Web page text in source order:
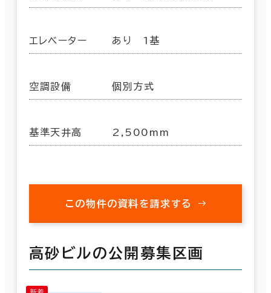
エレベーター あり 1基
空調設備 個別方式
基準天井高 2,500mm
この物件の資料を請求する
高砂ビルの公開募集区画